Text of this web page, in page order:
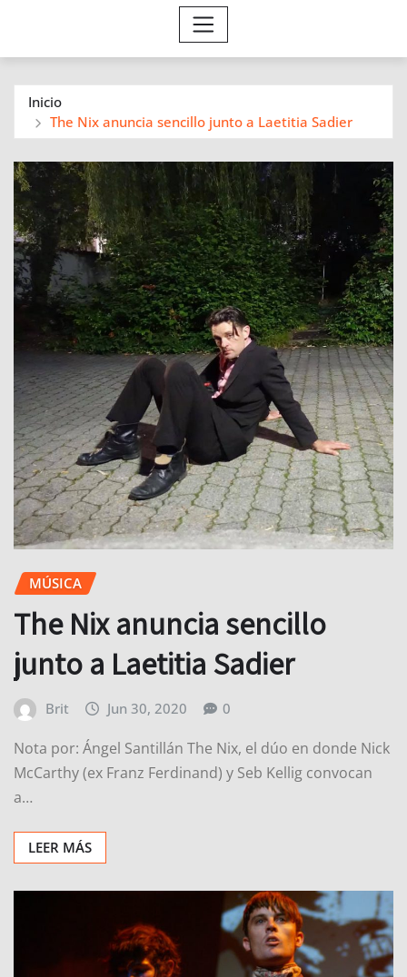
Inicio
The Nix anuncia sencillo junto a Laetitia Sadier
MÚSICA
The Nix anuncia sencillo
junto a Laetitia Sadier
Brit Jun 30, 2020 0
Nota por: Ángel Santillán The Nix, el dúo en donde Nick
McCarthy (ex Franz Ferdinand) y Seb Kellig convocan
a…
LEER MÁS